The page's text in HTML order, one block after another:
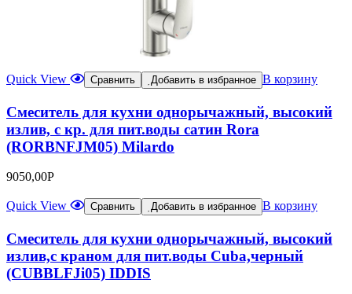
Quick View Сравнить Добавить в избранное В корзину
Смеситель для кухни однорычажный, высокий
излив, с кр. для пит.воды сатин Rora
(RORBNFJM05) Milardo
9050,00Р
Quick View Сравнить Добавить в избранное В корзину
Смеситель для кухни однорычажный, высокий
излив,с краном для пит.воды Cuba,черный
(CUBBLFJi05) IDDIS